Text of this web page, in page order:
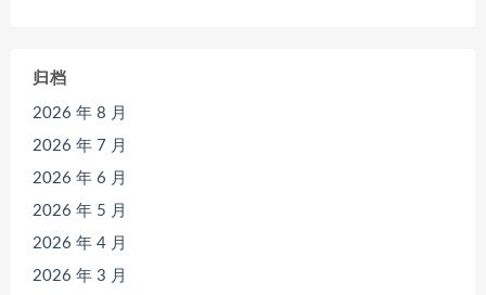
归档
2026 年 8 月
2026 年 7 月
2026 年 6 月
2026 年 5 月
2026 年 4 月
2026 年 3 月